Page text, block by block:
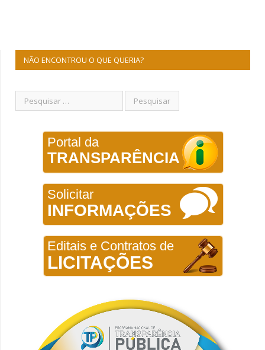
NÃO ENCONTROU O QUE QUERIA?
Portal da
TRANSPARÊNCIA
Solicitar
INFORMAÇÕES
Editais e Contratos de
LICITAÇÕES